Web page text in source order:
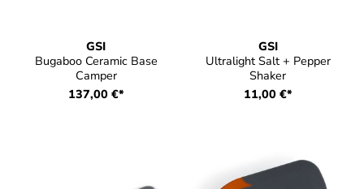
GSI
Bugaboo Ceramic Base
Camper
137,00 €*
GSI
Ultralight Salt + Pepper
Shaker
11,00 €*